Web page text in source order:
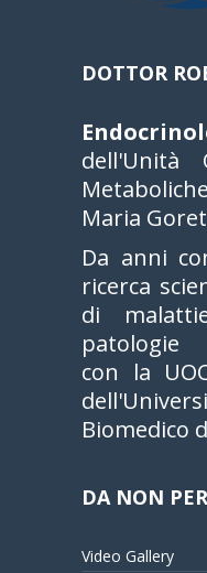
DOTTOR
dell'Unità
Maria
Da anni
ricerca
di
patologie
con la
Biomedico
DA NON
Video Gallery